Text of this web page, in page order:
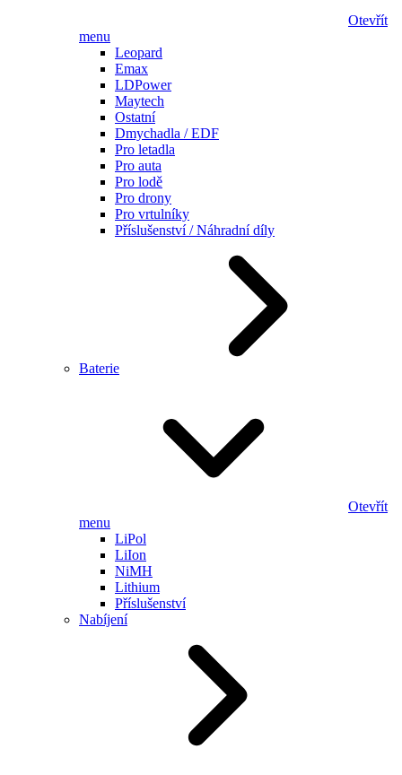
Otevřít
menu
Leopard
Emax
LDPower
Maytech
Ostatní
Dmychadla / EDF
Pro letadla
Pro auta
Pro lodě
Pro drony
Pro vrtulníky
Příslušenství / Náhradní díly
Baterie
Otevřít
menu
LiPol
LiIon
NiMH
Lithium
Příslušenství
Nabíjení